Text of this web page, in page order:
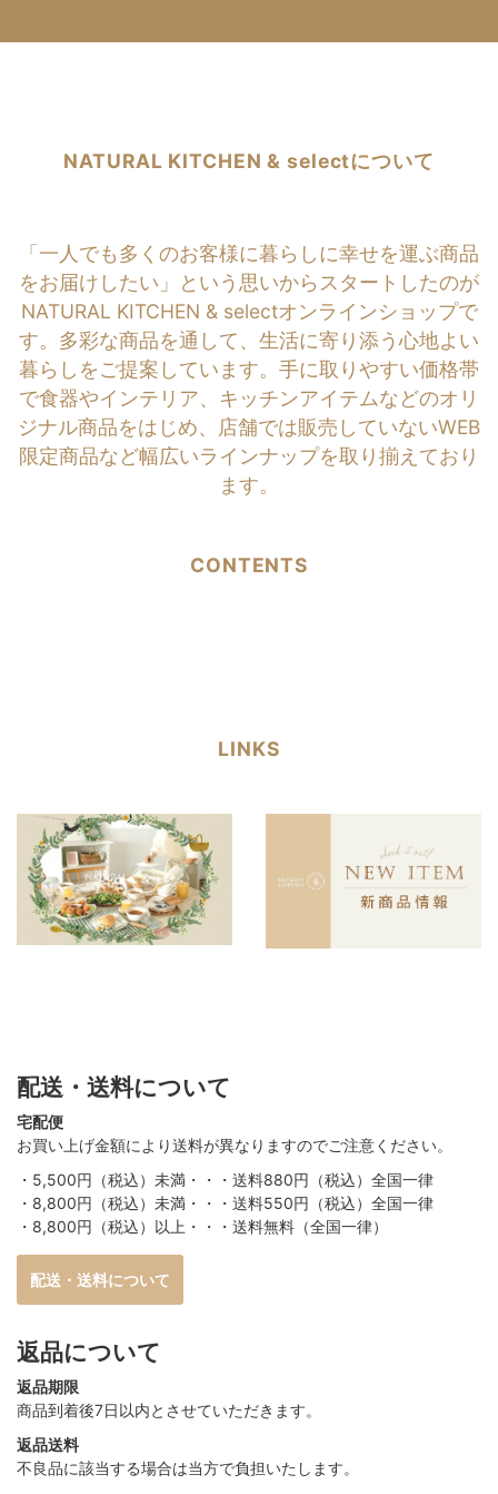
NATURAL KITCHEN & selectについて
「一人でも多くのお客様に暮らしに幸せを運ぶ商品
をお届けしたい」という思いからスタートしたのが
NATURAL KITCHEN & selectオンラインショップで
す。多彩な商品を通して、生活に寄り添う心地よい
暮らしをご提案しています。手に取りやすい価格帯
で食器やインテリア、キッチンアイテムなどのオリ
ジナル商品をはじめ、店舗では販売していないWEB
限定商品など幅広いラインナップを取り揃えており
ます。
CONTENTS
LINKS
配送・送料について
宅配便
お買い上げ金額により送料が異なりますのでご注意ください。
・5,500円（税込）未満・・・送料880円（税込）全国一律
・8,800円（税込）未満・・・送料550円（税込）全国一律
・8,800円（税込）以上・・・送料無料（全国一律）
配送・送料について
返品について
返品期限
商品到着後7日以内とさせていただきます。
返品送料
不良品に該当する場合は当方で負担いたします。